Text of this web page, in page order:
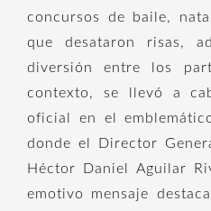
concursos de baile,
que desataron risas,
diversión entre los
contexto, se llevó a
oficial en el
donde el Director
Héctor Daniel Aguilar
emotivo mensaje